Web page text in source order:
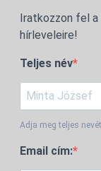
Iratkozzon fel a
hírleveleire!
Teljes név
Adja meg teljes
Email cím: